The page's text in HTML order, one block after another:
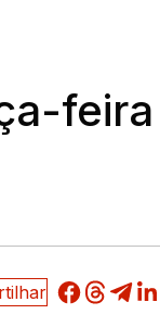
feira